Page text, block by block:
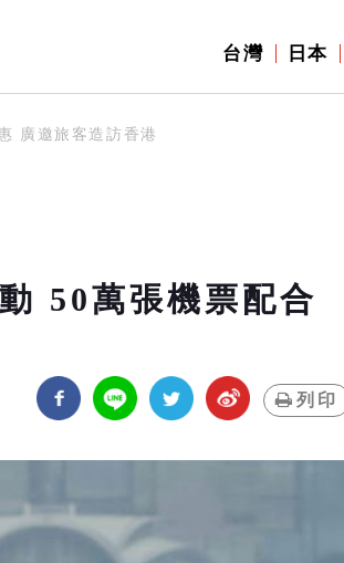
台灣 日本
廣邀旅客造訪香港
50萬張機票配合
列印